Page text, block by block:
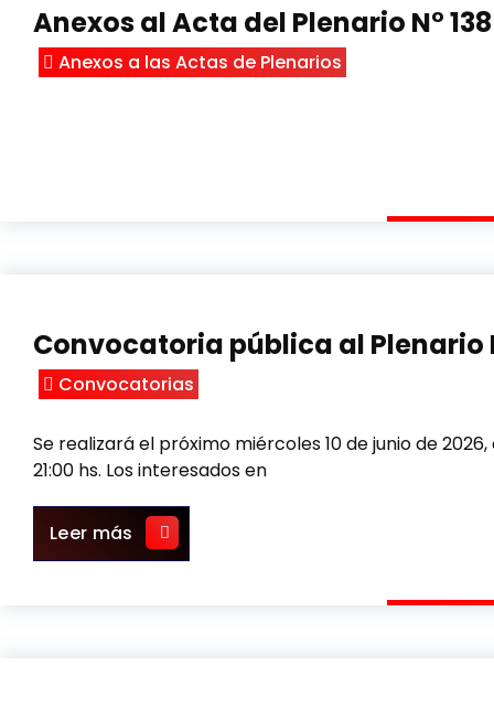
Anexos al Acta del Plenario N° 138
Anexos a las Actas de Plenarios
Convocatoria pública al Plenario
Convocatorias
Se realizará el próximo miércoles 10 de junio de 2026,
21:00 hs. Los interesados en
Leer más Convocatoria pública al Plenario N°